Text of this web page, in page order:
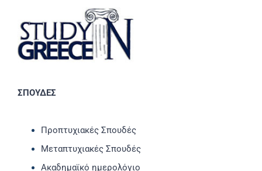
ΣΠΟΥΔΕΣ
Προπτυχιακές Σπουδές
Μεταπτυχιακές Σπουδές
Ακαδημαϊκό ημερολόγιο